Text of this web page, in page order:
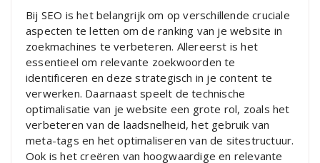
Bij SEO is het belangrijk om op verschillende cruciale
aspecten te letten om de ranking van je website in
zoekmachines te verbeteren. Allereerst is het
essentieel om relevante zoekwoorden te
identificeren en deze strategisch in je content te
verwerken. Daarnaast speelt de technische
optimalisatie van je website een grote rol, zoals het
verbeteren van de laadsnelheid, het gebruik van
meta-tags en het optimaliseren van de sitestructuur.
Ook is het creëren van hoogwaardige en relevante